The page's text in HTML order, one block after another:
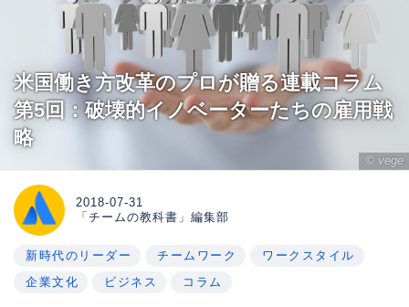
© vege
米国働き方改革のプロが贈る連載コラム
第5回：破壊的イノベーターたちの雇用戦
略
2018-07-31
「チームの教科書」編集部
新時代のリーダー チームワーク
ワークスタイル
企業文化
ビジネス コラム